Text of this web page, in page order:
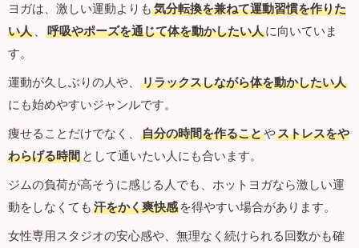
ヨガは、激しい運動よりも 気分転換を兼ねて運動習慣を作りた
い人 、 呼吸やポーズを通じて体を動かしたい人に向いていま
す。
運動が久しぶりの人や、
リラックスしながら体を動かしたい人
にも始めやすいジャンルです。
痩せることだけでなく、
自分の時間を作ることやストレスをや
わらげる時間 として通いたい人にも合います。
ジムの負荷が高そうに感じる人でも、ホットヨガなら激しい運
動をしなくても 汗をかく爽快感 を得やすい場合があります。
女性専用スタジオの安心感や、無理なく続けられる回数かも確